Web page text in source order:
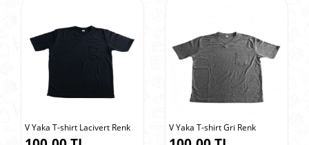
V Yaka T-shirt Lacivert Renk V Yaka T-shirt Gri Renk